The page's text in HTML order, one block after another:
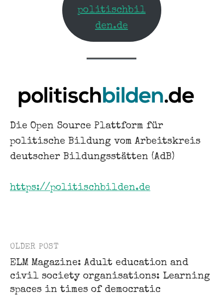
politischbil
den.de
Die Open Source Plattform für
politische Bildung vom Arbeitskreis
deutscher Bildungsstätten (AdB)
https://politischbilden.de
Post
navigation
OLDER POST
ELM Magazine: Adult education and
civil society organisations: Learning
spaces in times of democratic